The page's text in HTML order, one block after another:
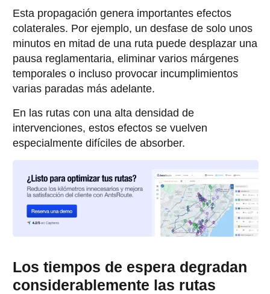
Esta propagación genera importantes efectos
colaterales. Por ejemplo, un desfase de solo unos
minutos en mitad de una ruta puede desplazar una
pausa reglamentaria, eliminar varios márgenes
temporales o incluso provocar incumplimientos
varias paradas más adelante.
En las rutas con una alta densidad de
intervenciones, estos efectos se vuelven
especialmente difíciles de absorber.
Los tiempos de espera degradan
considerablemente las rutas